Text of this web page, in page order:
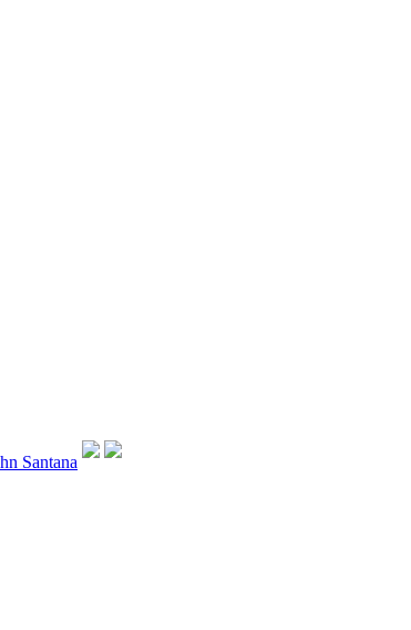
Santana